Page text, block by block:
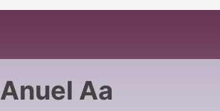
Anuel Aa